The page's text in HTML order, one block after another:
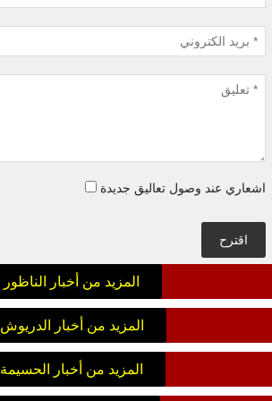
اشعاري عند وصول تعاليق جديدة
اقترح
المزيد من أخبار الناظور
المزيد من أخبار الدريوش
المزيد من أخبار الحسيمة